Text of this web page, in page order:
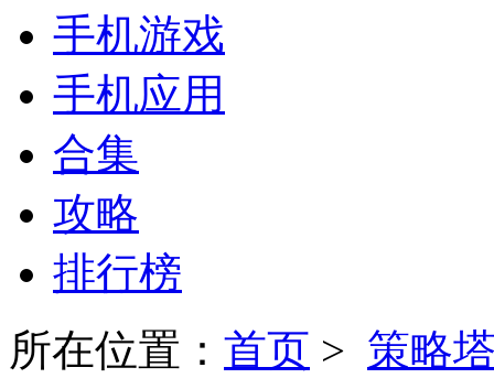
手机游戏
手机应用
合集
攻略
排行榜
所在位置： 首页 > 策略